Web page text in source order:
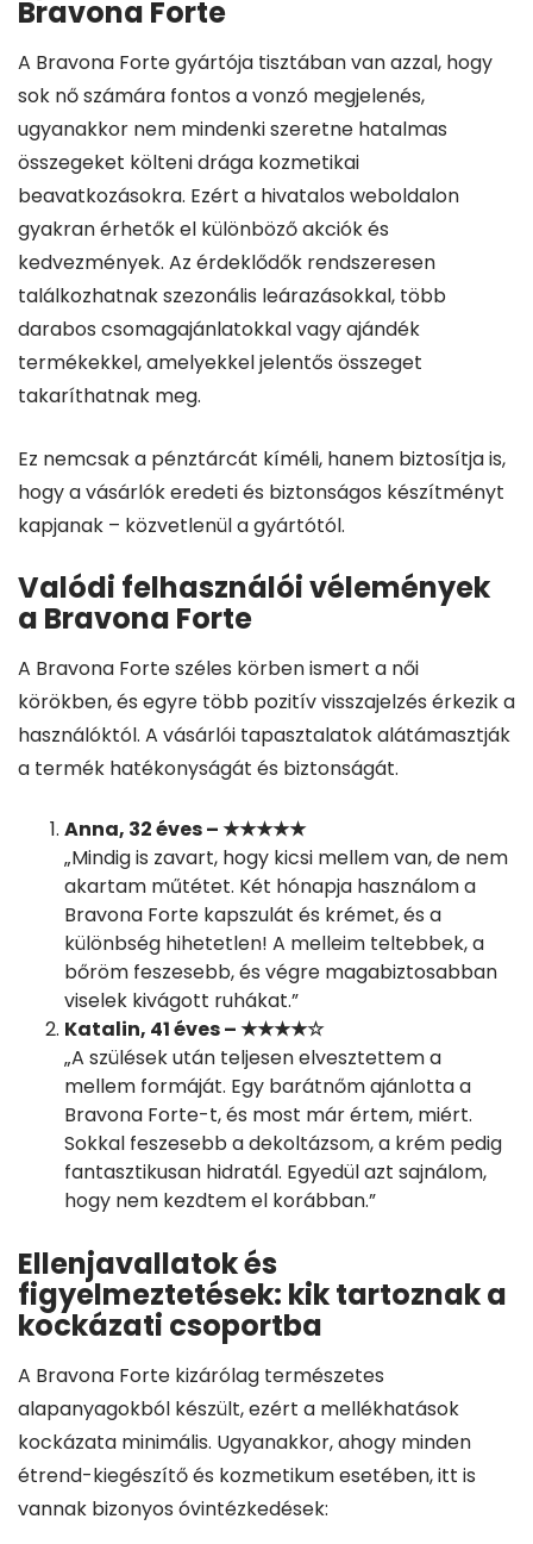
Bravona Forte
A Bravona Forte gyártója tisztában van azzal, hogy
sok nő számára fontos a vonzó megjelenés,
ugyanakkor nem mindenki szeretne hatalmas
összegeket költeni drága kozmetikai
beavatkozásokra. Ezért a hivatalos weboldalon
gyakran érhetők el különböző akciók és
kedvezmények. Az érdeklődők rendszeresen
találkozhatnak szezonális leárazásokkal, több
darabos csomagajánlatokkal vagy ajándék
termékekkel, amelyekkel jelentős összeget
takaríthatnak meg.
Ez nemcsak a pénztárcát kíméli, hanem biztosítja is,
hogy a vásárlók eredeti és biztonságos készítményt
kapjanak – közvetlenül a gyártótól.
Valódi felhasználói vélemények
a Bravona Forte
A Bravona Forte széles körben ismert a női
körökben, és egyre több pozitív visszajelzés érkezik a
használóktól. A vásárlói tapasztalatok alátámasztják
a termék hatékonyságát és biztonságát.
Anna, 32 éves – ★★★★★
„Mindig is zavart, hogy kicsi mellem van, de nem
akartam műtétet. Két hónapja használom a
Bravona Forte kapszulát és krémet, és a
különbség hihetetlen! A melleim teltebbek, a
bőröm feszesebb, és végre magabiztosabban
viselek kivágott ruhákat.”
Katalin, 41 éves – ★★★★☆
„A szülések után teljesen elvesztettem a
mellem formáját. Egy barátnőm ajánlotta a
Bravona Forte-t, és most már értem, miért.
Sokkal feszesebb a dekoltázsom, a krém pedig
fantasztikusan hidratál. Egyedül azt sajnálom,
hogy nem kezdtem el korábban.”
Ellenjavallatok és
figyelmeztetések: kik tartoznak a
kockázati csoportba
A Bravona Forte kizárólag természetes
alapanyagokból készült, ezért a mellékhatások
kockázata minimális. Ugyanakkor, ahogy minden
étrend-kiegészítő és kozmetikum esetében, itt is
vannak bizonyos óvintézkedések: